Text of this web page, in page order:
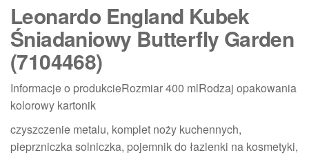
Leonardo England Kubek
Śniadaniowy Butterfly Garden
(7104468)
Informacje o produkcieRozmiar 400 mlRodzaj opakowania
kolorowy kartonik
czyszczenie metalu, komplet noży kuchennych,
pieprzniczka solniczka, pojemnik do łazienki na kosmetyki,